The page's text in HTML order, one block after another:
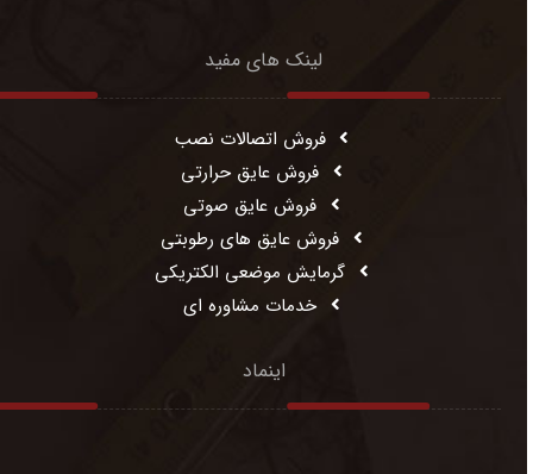
لینک های مفید
فروش اتصالات نصب
فروش عایق حرارتی
فروش عایق صوتی
فروش عایق های رطوبتی
گرمایش موضعی الکتریکی
خدمات مشاوره ای
اینماد